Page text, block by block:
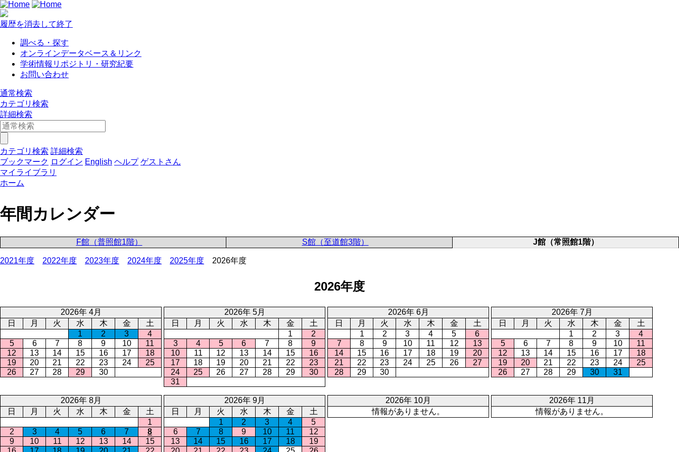
履歴を消去して終了
調べる・探す
オンラインデータベース＆リンク
学術情報リポジトリ・研究紀要
お問い合わせ
通常検索
カテゴリ検索
詳細検索
カテゴリ検索 詳細検索
ブックマーク ログイン English ヘルプ ゲストさん
マイライブラリ
ホーム
年間カレンダー
F館（普照館1階） S館（至道館3階） J館（常照館1階）
2021年度 2022年度 2023年度 2024年度 2025年度 2026年度
2026年度
2026年 4月
日
月 火 水 木 金
土
1
2 3
4
5
6 7 8 9 10
11
12
13 14 15 16 17
18
19
20 21 22 23 24
25
26
27 28 29 30
2026年 5月
日
月 火 水 木 金
土
1
2
3
4 5 6 7 8
9
10
11 12 13 14 15
16
17
18 19 20 21 22
23
24
25 26 27 28 29
30
31
2026年 6月
日
月 火 水 木 金
土
1
2 3 4 5
6
7
8 9 10 11 12
13
14
15 16 17 18 19
20
21
22 23 24 25 26
27
28
29 30
2026年 7月
日
月 火 水 木 金
土
1
2 3
4
5
6 7 8 9 10
11
12
13 14 15 16 17
18
19
20 21 22 23 24
25
26
27 28 29 30 31
2026年 8月
日
月 火 水 木 金
土
1
2
3 4 5 6 7
8
9
10 11 12 13 14
15
2026年 9月
日
月 火 水 木 金
土
1
2 3 4
5
6
7 8 9 10 11
12
13
14 15 16 17 18
19
2026年 10月
情報がありません。
2026年 11月
情報がありません。